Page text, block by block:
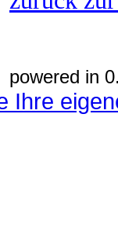
powered in
Ihre